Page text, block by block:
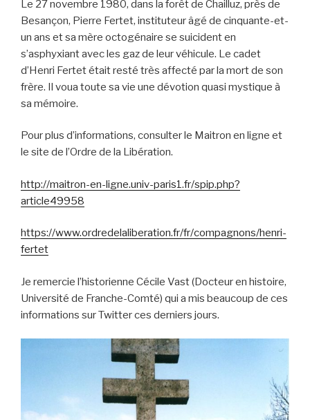
Le 27 novembre 1980, dans la forêt de Chailluz, près de
Besançon, Pierre Fertet, instituteur âgé de cinquante-et-
un ans et sa mère octogénaire se suicident en
s’asphyxiant avec les gaz de leur véhicule. Le cadet
d’Henri Fertet était resté très affecté par la mort de son
frère. Il voua toute sa vie une dévotion quasi mystique à
sa mémoire.
Pour plus d’informations, consulter le Maitron en ligne et
le site de l’Ordre de la Libération.
http://maitron-en-ligne.univ-paris1.fr/spip.php?
article49958
https://www.ordredelaliberation.fr/fr/compagnons/henri-
fertet
Je remercie l’historienne Cécile Vast (Docteur en histoire,
Université de Franche-Comté) qui a mis beaucoup de ces
informations sur Twitter ces derniers jours.